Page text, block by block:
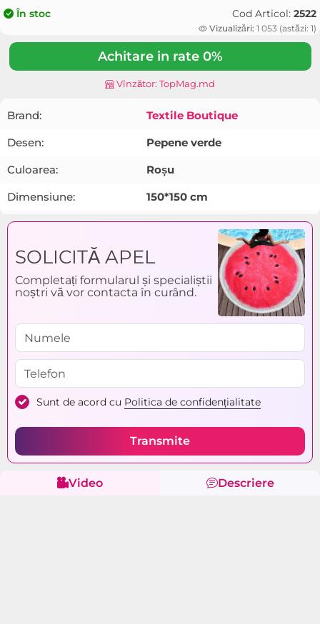
În stoc Cod Articol: 2522
Vizualizări: 1 053 (astăzi: 1)
Achitare in rate 0%
Vînzător: TopMag.md
Brand:
Textile Boutique
Desen:
Pepene verde
Culoarea:
Roșu
Dimensiune:
150*150 cm
SOLICITĂ APEL
Completați formularul și specialiștii
noștri vă vor contacta în curând.
Sunt de acord cu Politica de confidențialitate
Transmite
Video Descriere